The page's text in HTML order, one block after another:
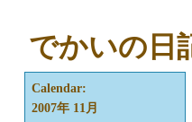
でかいの日
Calendar:
2007年 11月